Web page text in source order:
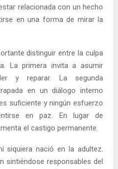
relacionada con un hecho
en una forma de mirar la
distinguir entre la culpa
La primera invita a asumir
y reparar. La segunda
en un diálogo interno
suficiente y ningún esfuerzo
en paz. En lugar de
el castigo permanente.
siquiera nació en la adultez.
sintiéndose responsables del